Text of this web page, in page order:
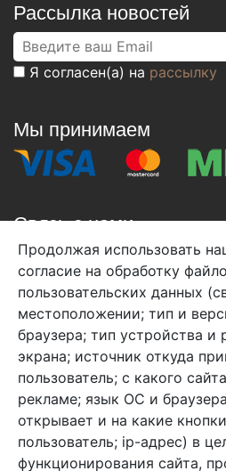
Рассылка новостей
Я согласен(а) на рассылку
Мы принимаем
Связь с нами
+7 (495) 933-38-08
info@arben-textile.ru-
Арбен текстиль г. Щелково,
1-й Советский д.25,
Продолжая использовать
согласие на обработку
пользовательских данных
местоположении; тип и
браузера; тип устройства и
экрана; источник откуда
пользователь; с какого
рекламе; язык ОС и
открывает и на какие
пользователь; ip-адрес) в
функционирования сайта,